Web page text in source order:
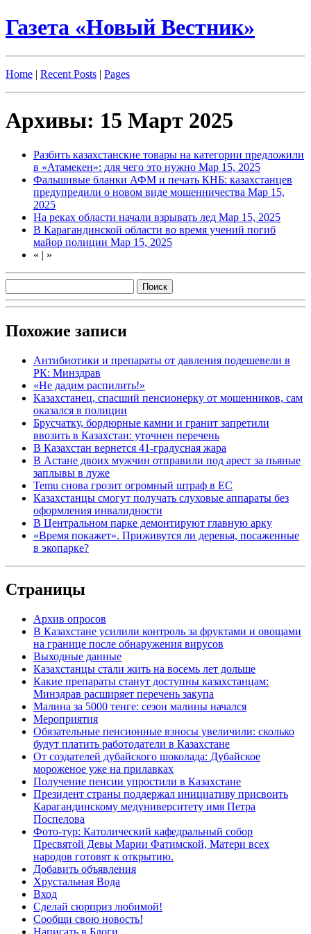
Газета «Новый Вестник»
Home | Recent Posts | Pages
Архивы: 15 Март 2025
Разбить казахстанские товары на категории предложили
в «Атамекен»: для чего это нужно Мар 15, 2025
Фальшивые бланки АФМ и печать КНБ: казахстанцев
предупредили о новом виде мошенничества Мар 15,
2025
На реках области начали взрывать лед Мар 15, 2025
В Карагандинской области во время учений погиб
майор полиции Мар 15, 2025
« | »
Похожие записи
Антибиотики и препараты от давления подешевели в
РК: Минздрав
«Не дадим распилить!»
Казахстанец, спасший пенсионерку от мошенников, сам
оказался в полиции
Брусчатку, бордюрные камни и гранит запретили
ввозить в Казахстан: уточнен перечень
В Казахстан вернется 41-градусная жара
В Астане двоих мужчин отправили под арест за пьяные
заплывы в луже
Temu снова грозит огромный штраф в ЕС
Казахстанцы смогут получать слуховые аппараты без
оформления инвалидности
В Центральном парке демонтируют главную арку
«Время покажет». Приживутся ли деревья, посаженные
в экопарке?
Страницы
Архив опросов
В Казахстане усилили контроль за фруктами и овощами
на границе после обнаружения вирусов
Выходные данные
Казахстанцы стали жить на восемь лет дольше
Какие препараты станут доступны казахстанцам:
Минздрав расширяет перечень закупа
Малина за 5000 тенге: сезон малины начался
Мероприятия
Обязательные пенсионные взносы увеличили: сколько
будут платить работодатели в Казахстане
От создателей дубайского шоколада: Дубайское
мороженое уже на прилавках
Получение пенсии упростили в Казахстане
Президент страны поддержал инициативу присвоить
Карагандинскому медуниверситету имя Петра
Поспелова
Фото-тур: Католический кафедральный собор
Пресвятой Девы Марии Фатимской, Матери всех
народов готовят к открытию.
Добавить объявления
Хрустальная Вода
Вход
Сделай сюрприз любимой!
Сообщи свою новость!